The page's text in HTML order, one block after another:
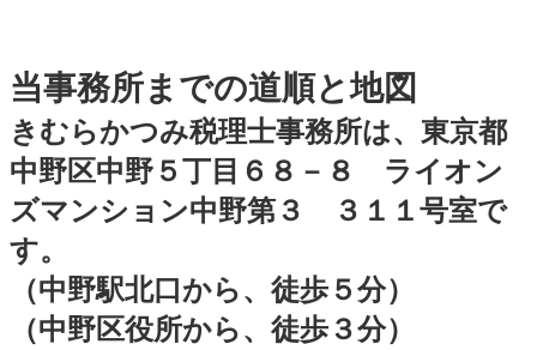
当事務所までの道順と地図
きむらかつみ税理士事務所は、東京都
中野区中野５丁目６８－８ ライオン
ズマンション中野第３ ３１１号室で
す。
（中野駅北口から、徒歩５分）
（中野区役所から、徒歩３分）